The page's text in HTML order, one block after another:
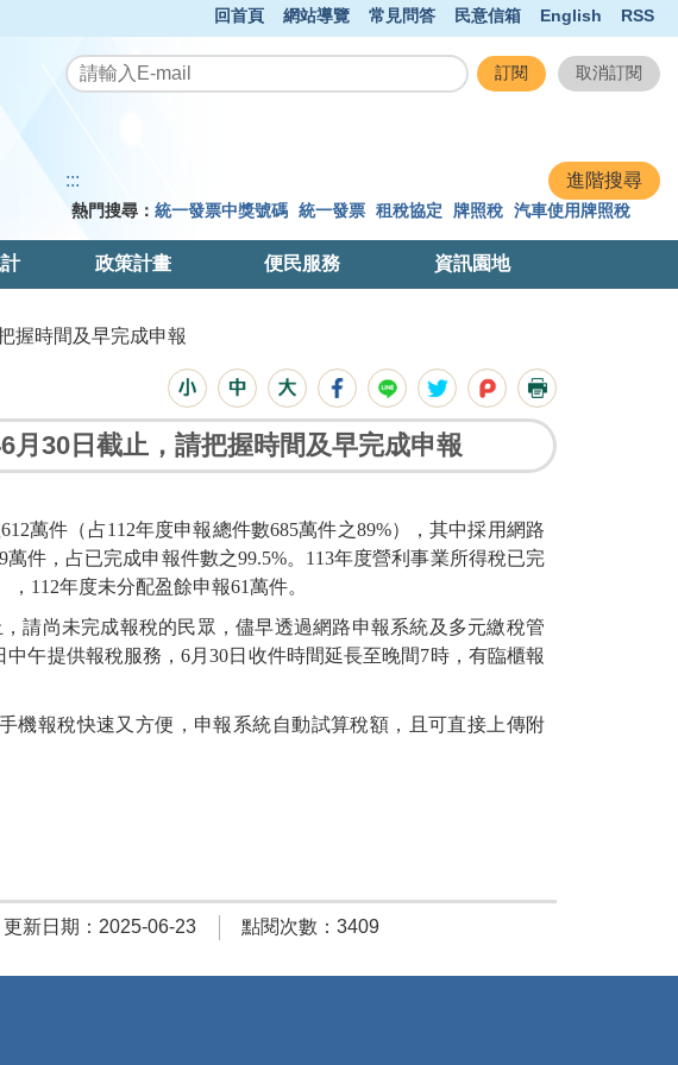
回首頁 網站導覽 常見問答 民意信箱 English RSS
:::
熱門搜尋： 統一發票中獎號碼 統一發票 租稅協定 牌照稅 汽車使用牌照稅
政策計畫 便民服務 資訊園地
握時間及早完成申報
30日截止，請把握時間及早完成申報
萬件（占112年度申報總件數685萬件之89%），其中採用網路
件，占已完成申報件數之99.5%。113年度營利事業所得稅已完
112年度未分配盈餘申報61萬件。
請尚未完成報稅的民眾，儘早透過網路申報系統及多元繳稅管
午提供報稅服務，6月30日收件時間延長至晚間7時，有臨櫃報
機報稅快速又方便，申報系統自動試算稅額，且可直接上傳附
更新日期：2025-06-23 點閱次數：3409